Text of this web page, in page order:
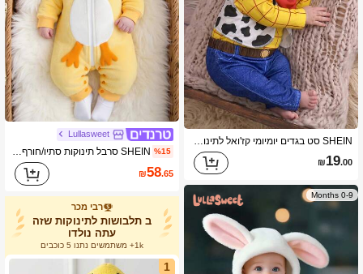
SHEIN סט בגדים יומיומי קז'ואל לתינוק רך: חולצה עם צווארון עגול ושרוול ארוך בדוגמת משבצות, וסט בדפוס פרה, צעיף ומכנסיים
₪19.00
0-9 Months
Lullasweet
%15 SHEIN סרבל תינוקות סתיו/חורף עם קפוצ'ון מעובה, ביגוד חיצוני בעיצוב ברווז חמוד
₪58.65
רבי מכר
ב תלבושות לתינוקות שזה
עתה נולדו
1k+ משתמשים נתנו 5 כוכבים
1